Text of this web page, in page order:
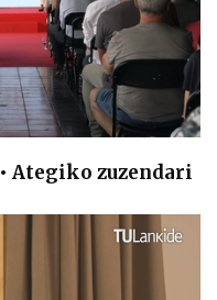
Ategiko zuzendari